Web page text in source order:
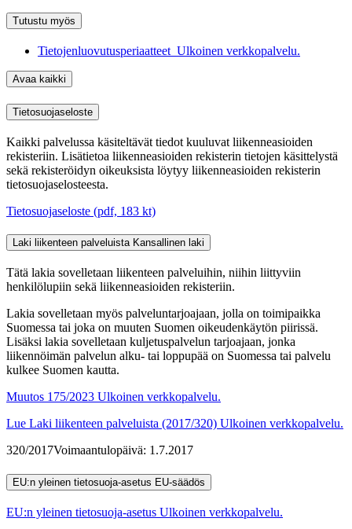
Tutustu myös
Tietojenluovutusperiaatteet Ulkoinen verkkopalvelu.
Avaa kaikki
Tietosuojaseloste
Kaikki palvelussa käsiteltävät tiedot kuuluvat liikenneasioiden
rekisteriin. Lisätietoa liikenneasioiden rekisterin tietojen käsittelystä
sekä rekisteröidyn oikeuksista löytyy liikenneasioiden rekisterin
tietosuojaselosteesta.
Tietosuojaseloste (pdf, 183 kt)
Laki liikenteen palveluista Kansallinen laki
Tätä lakia sovelletaan liikenteen palveluihin, niihin liittyviin
henkilölupiin sekä liikenneasioiden rekisteriin.
Lakia sovelletaan myös palveluntarjoajaan, jolla on toimipaikka
Suomessa tai joka on muuten Suomen oikeudenkäytön piirissä.
Lisäksi lakia sovelletaan kuljetuspalvelun tarjoajaan, jonka
liikennöimän palvelun alku- tai loppupää on Suomessa tai palvelu
kulkee Suomen kautta.
Muutos 175/2023 Ulkoinen verkkopalvelu.
Lue Laki liikenteen palveluista (2017/320) Ulkoinen verkkopalvelu.
320/2017Voimaantulopäivä: 1.7.2017
EU:n yleinen tietosuoja-asetus EU-säädös
EU:n yleinen tietosuoja-asetus Ulkoinen verkkopalvelu.